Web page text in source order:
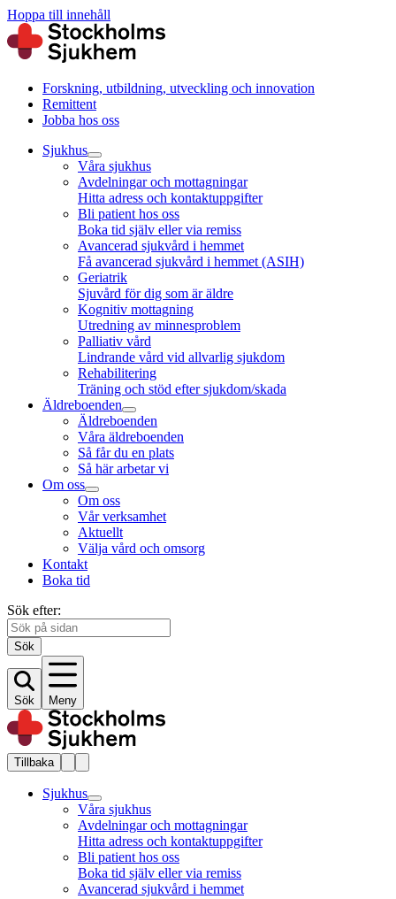
Hoppa till innehåll
Forskning, utbildning, utveckling och innovation
Remittent
Jobba hos oss
Sjukhus
Våra sjukhus
Avdelningar och mottagningar
Hitta adress och kontaktuppgifter
Bli patient hos oss
Boka tid själv eller via remiss
Avancerad sjukvård i hemmet
Få avancerad sjukvård i hemmet (ASIH)
Geriatrik
Sjuvård för dig som är äldre
Kognitiv mottagning
Utredning av minnesproblem
Palliativ vård
Lindrande vård vid allvarlig sjukdom
Rehabilitering
Träning och stöd efter sjukdom/skada
Äldreboenden
Äldreboenden
Våra äldreboenden
Så får du en plats
Så här arbetar vi
Om oss
Om oss
Vår verksamhet
Aktuellt
Välja vård och omsorg
Kontakt
Boka tid
Sök efter:
Sök
Sök Meny
Tillbaka
Sjukhus
Våra sjukhus
Avdelningar och mottagningar
Hitta adress och kontaktuppgifter
Bli patient hos oss
Boka tid själv eller via remiss
Avancerad sjukvård i hemmet